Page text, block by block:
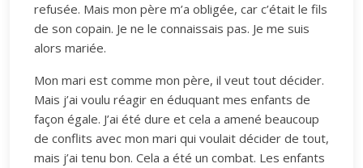
refusée. Mais mon père m’a obligée, car c’était le fils
de son copain. Je ne le connaissais pas. Je me suis
alors mariée.
Mon mari est comme mon père, il veut tout décider.
Mais j’ai voulu réagir en éduquant mes enfants de
façon égale. J’ai été dure et cela a amené beaucoup
de conflits avec mon mari qui voulait décider de tout,
mais j’ai tenu bon. Cela a été un combat. Les enfants